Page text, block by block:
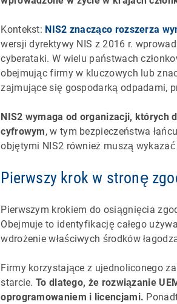
Kontekst: NIS2 znacząco rozszerza
wersji dyrektywy NIS z 2016 r.
cyberataki. W wielu państwach
obejmując firmy w kluczowych lub
zajmujące się gospodarką odpadami,
NIS2 wymaga od organizacji, których
cyfrowym, w tym bezpieczeństwa
objętymi NIS2 również muszą
Pierwszy krok w stronę
Pierwszym krokiem do osiągnięcia
Obejmuje to identyfikację całego
wdrożenie właściwych środków
Firmy korzystające z ujednoliconego
starcie.To dlatego, że rozwiązanie
oprogramowaniem i licencjami.